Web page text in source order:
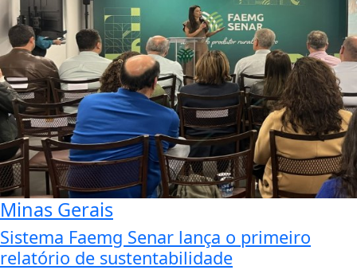
Minas Gerais
Sistema Faemg Senar lança o primeiro
relatório de sustentabilidade